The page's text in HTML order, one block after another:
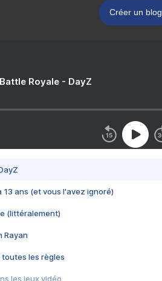
Créer un blog
Royale - DayZ
13 ans (et vous l'avez ignoré)
(littéralement)
Rayan
toutes les règles
les jeux vidéo